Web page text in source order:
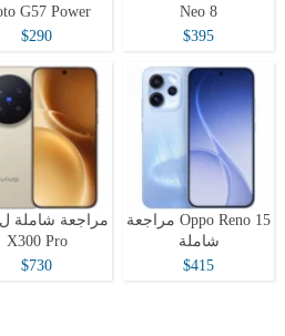
Neo 8
$395
G57 Power
$290
Oppo Reno 15 مراجعة
شاملة
$415
X300 Pro
$730